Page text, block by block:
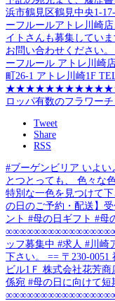
Tweet
Share
RSS
#ブーゲンビリア いよい
とつとっても、 色々な
特別な一色を見つけ
の日のご予約・配送】
ント #母の日ギフト #母
ッフ募集中 #求人 #川崎
下さい。 == 〒230-
ビル1Ｆ 株式会社花芳
係宛 #母の日に向けて